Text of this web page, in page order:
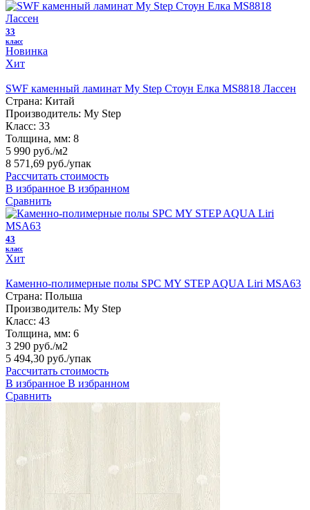
33
класс
Новинка
Хит
SWF каменный ламинат My Step Стоун Елка MS8818 Лассен
Страна: Китай
Производитель: My Step
Класс: 33
Толщина, мм: 8
5 990 руб./м2
8 571,69 руб./упак
Рассчитать стоимость
В избранное В избранном
Сравнить
43
класс
Хит
Каменно-полимерные полы SPC MY STEP AQUA Liri MSA63
Страна: Польша
Производитель: My Step
Класс: 43
Толщина, мм: 6
3 290 руб./м2
5 494,30 руб./упак
Рассчитать стоимость
В избранное В избранном
Сравнить